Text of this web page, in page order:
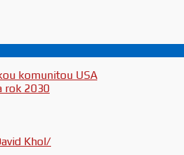
komunitou USA
rok 2030
Khol/